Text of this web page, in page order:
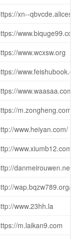
xn--
www.wcxsw.org
m.zongheng.com
www.heiyan.com/
www.23hh.la
m.laikan9.com